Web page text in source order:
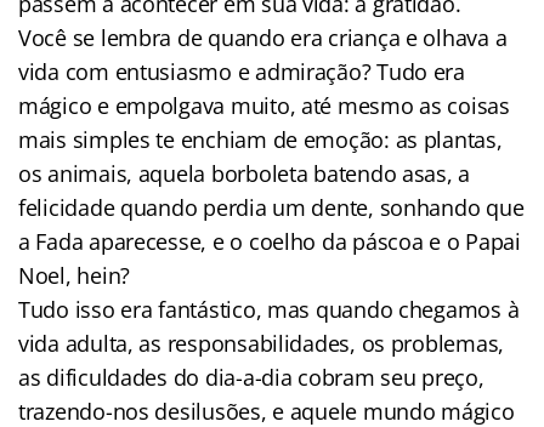
Você se lembra de quando era criança e olhava a
vida com entusiasmo e admiração? Tudo era
mágico e empolgava muito, até mesmo as coisas
mais simples te enchiam de emoção: as plantas,
os animais, aquela borboleta batendo asas, a
felicidade quando perdia um dente, sonhando que
a Fada aparecesse, e o coelho da páscoa e o Papai
Noel, hein?
Tudo isso era fantástico, mas quando chegamos à
vida adulta, as responsabilidades, os problemas,
as dificuldades do dia-a-dia cobram seu preço,
trazendo-nos desilusões, e aquele mundo mágico